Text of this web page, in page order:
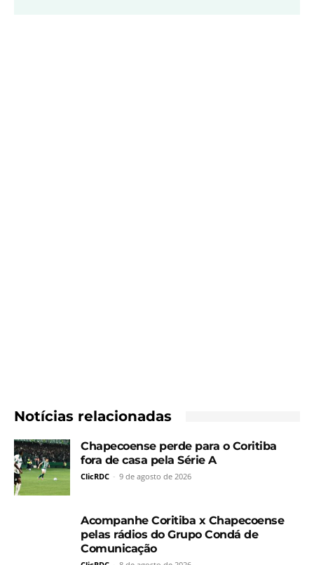
Notícias relacionadas
Chapecoense perde para o Coritiba
fora de casa pela Série A
ClicRDC - 9 de agosto de 2026
Acompanhe Coritiba x Chapecoense
pelas rádios do Grupo Condá de
Comunicação